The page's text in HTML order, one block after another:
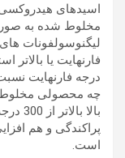
اسیدهای هیدروکسی
مخلوط شده به
درجه فارنهایت
چه محصولی مخلوط
پراکندگی و هم
است.